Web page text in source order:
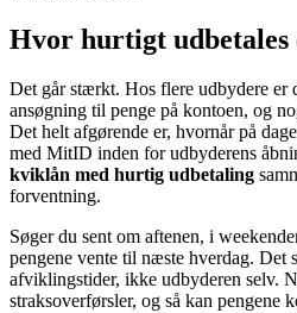
Hvor hurtigt udbetales
Det går stærkt. Hos flere udbydere er
ansøgning til penge på kontoen, og
Det helt afgørende er, hvornår på
med MitID inden for udbyderens
kviklån med hurtig udbetaling
forventning.
Søger du sent om aftenen, i
pengene vente til næste hverdag. Det
afviklingstider, ikke udbyderen selv.
straksoverførsler, og så kan pengene